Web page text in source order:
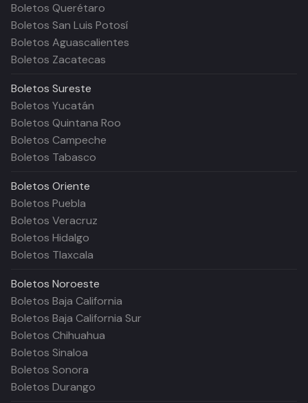
Boletos Querétaro
Boletos San Luis Potosí
Boletos Aguascalientes
Boletos Zacatecas
Boletos Sureste
Boletos Yucatán
Boletos Quintana Roo
Boletos Campeche
Boletos Tabasco
Boletos Oriente
Boletos Puebla
Boletos Veracruz
Boletos Hidalgo
Boletos Tlaxcala
Boletos Noroeste
Boletos Baja California
Boletos Baja California Sur
Boletos Chihuahua
Boletos Sinaloa
Boletos Sonora
Boletos Durango